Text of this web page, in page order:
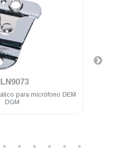
.
para micrófono DEM
DGM